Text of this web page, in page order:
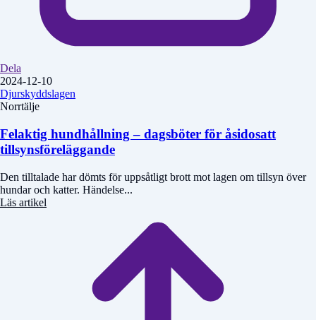
Dela
2024-12-10
Djurskyddslagen
Norrtälje
Felaktig hundhållning – dagsböter för åsidosatt
tillsynsföreläggande
Den tilltalade har dömts för uppsåtligt brott mot lagen om tillsyn över
hundar och katter. Händelse...
Läs artikel